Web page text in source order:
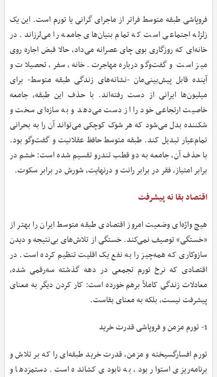
فروپاشی طبقه متوسط فراتر از ماجرای گرانی یا تورم است. این یک
زلزله اجتماعی است که تمام بنیان‌های جامعه را می‌لرزاند. در
خانه‌ای که روزگاری بوی چای عصرانه می‌داد، حالا قبض اجاره روی
میز است و گفت‌وگو درباره مهاجرت. خانه، سفر، تحصیلات و
آینده‌ قابل پیش‌بینی‌مان -نشانه‌های زندگی طبقه متوسط- برای
میلیون‌ها ایرانی از دست رفته‌اند. با حذف این طبقه، جامعه
خاصیت ارتجاعی خود را از دست می‌دهد و به سازه‌ای سخت و
شکننده بدل می‌شود که هر شوک کوچکی می‌تواند آن را به بحرانی
تمام‌عیار تبدیل کند. طبقه متوسط حافظ عقلانیت و گفت‌وگو بود.
با حذف آن، جامعه به دو قطب تندرو تقسیم شده است: خشم در
برابر امتیاز، فقر در برابر رانت و درنهایت، شورش در برابر سکوت.
اقتصاد بقا نه پیشرفت
هیچ واژه‌ای وضعیت امروز اقتصادی طبقه متوسط ایران را بهتر از
«خستگی» توصیف نمی‌کند. خستگی از تلاش‌های بی‌نتیجه و دیدن
سازوکاری که همه‌چیز را به نفع یک اقلیت تنظیم کرده است. در
اقتصادی که نرخ تورم تجمعی در دهه گذشته سه‌رقمی شده،
معادلات زندگی کاملاً برهم خورده است: کار کردن دیگر به معنای
پیشرفت نیست، بلکه به معنای بقاست.
1- تورم مزمن و فروپاشی قدرت خرید
تورم افسارگسیخته و مزمن، قدرت خرید طبقه‌ای را که بر تلاش و
برنامه‌ریزی استوار بود، به نابودی کشانده است. دستمزدها و